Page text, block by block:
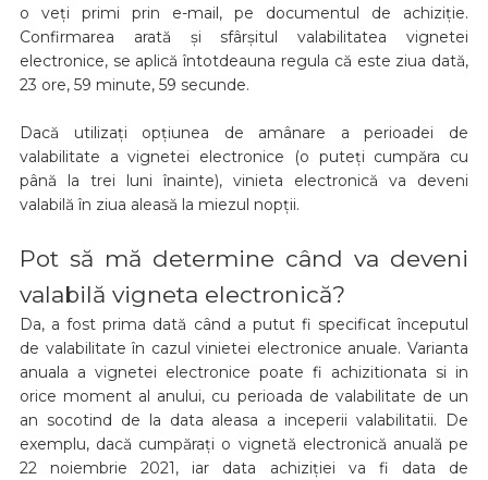
o veți primi prin e-mail, pe documentul de achiziție.
Confirmarea arată și sfârșitul valabilitatea vignetei
electronice, se aplică întotdeauna regula că este ziua dată,
23 ore, 59 minute, 59 secunde.
Dacă utilizați opțiunea de amânare a perioadei de
valabilitate a vignetei electronice (o puteți cumpăra cu
până la trei luni înainte), vinieta electronică va deveni
valabilă în ziua aleasă la miezul nopții.
Pot să mă determine când va deveni
valabilă vigneta electronică?
Da, a fost prima dată când a putut fi specificat începutul
de valabilitate în cazul vinietei electronice anuale. Varianta
anuala a vignetei electronice poate fi achizitionata si in
orice moment al anului, cu perioada de valabilitate de un
an socotind de la data aleasa a inceperii valabilitatii. De
exemplu, dacă cumpărați o vignetă electronică anuală pe
22 noiembrie 2021, iar data achiziției va fi data de